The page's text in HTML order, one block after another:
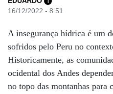
16/12/2022 - 8:51
A insegurança hídrica é um
sofridos pelo Peru no
Historicamente, as
ocidental dos Andes
no topo das montanhas para